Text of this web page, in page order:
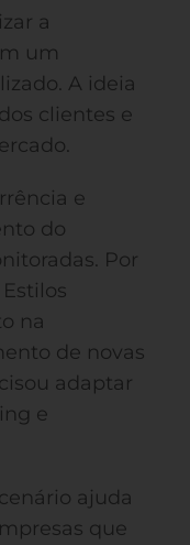
a
um
A ideia
clientes e
e
do
Por
na
de novas
adaptar
e
ajuda
que